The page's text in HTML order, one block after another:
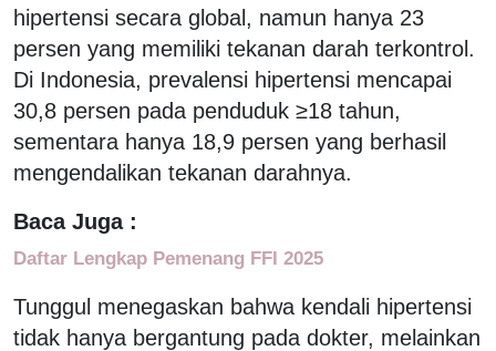
hipertensi secara global, namun hanya 23
persen yang memiliki tekanan darah terkontrol.
Di Indonesia, prevalensi hipertensi mencapai
30,8 persen pada penduduk ≥18 tahun,
sementara hanya 18,9 persen yang berhasil
mengendalikan tekanan darahnya.
Baca Juga :
Daftar Lengkap Pemenang FFI 2025
Tunggul menegaskan bahwa kendali hipertensi
tidak hanya bergantung pada dokter, melainkan